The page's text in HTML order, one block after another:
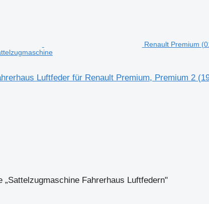
Renault Premium
Luftfeder für Renault Premium, Premium 2
Fahrerhaus Luftfedern"